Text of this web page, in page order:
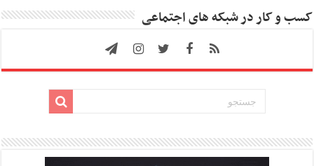
کسب و کار در شبکه های اجتماعی